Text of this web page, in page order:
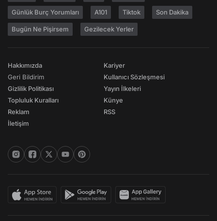
Günlük Burç Yorumları A101 Tiktok Son Dakika
Bugün Ne Pişirsem Gezilecek Yerler
Hakkımızda
Geri Bildirim
Gizlilik Politikası
Topluluk Kuralları
Reklam
İletişim
Kariyer
Kullanıcı Sözleşmesi
Yayın İlkeleri
Künye
RSS